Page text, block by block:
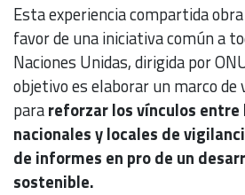
Esta experiencia compartida
favor de una iniciativa común a
Naciones Unidas, dirigida por
objetivo es elaborar un marco de
parareforzar los vínculos entre
nacionales y locales de
de informes en pro de un
sostenible.